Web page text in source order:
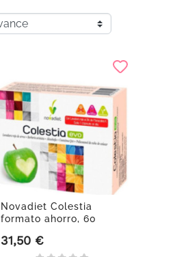
Novadiet Colestia
formato ahorro, 60
Precio
31,50 €